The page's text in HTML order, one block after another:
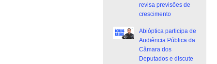
revisa previsões de
crescimento
Abióptica participa de
Audiência Pública da
Câmara dos
Deputados e discute